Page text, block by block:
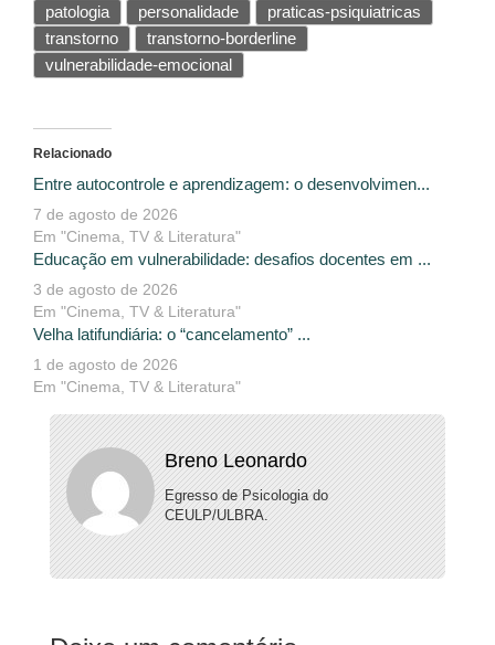
patologia
personalidade
praticas-psiquiatricas
transtorno
transtorno-borderline
vulnerabilidade-emocional
Relacionado
Entre autocontrole e aprendizagem: o desenvolvimen...
7 de agosto de 2026
Em "Cinema, TV & Literatura"
Educação em vulnerabilidade: desafios docentes em ...
3 de agosto de 2026
Em "Cinema, TV & Literatura"
Velha latifundiária: o “cancelamento” ...
1 de agosto de 2026
Em "Cinema, TV & Literatura"
Breno Leonardo
Egresso de Psicologia do
CEULP/ULBRA.